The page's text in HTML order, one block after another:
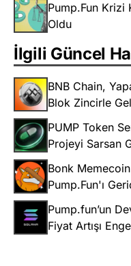
Pump.Fun Krizi
Oldu
İlgili Güncel
BNB Chain,
Blok Zincirle
PUMP Token
Projeyi Sarsan
Bonk
Pump.Fun'ı
Pump.fun’un
Fiyat Artışı